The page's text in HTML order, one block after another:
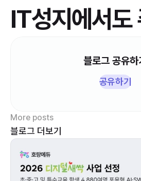
IT성지에서도
블로그 공유하
공유하기
More posts
블로그 더보기